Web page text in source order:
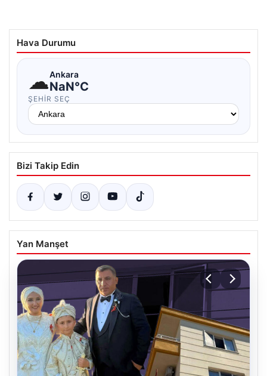
Hava Durumu
☁Ankara
NaN°C
ŞEHIR SEÇ
Bizi Takip Edin
Yan Manşet